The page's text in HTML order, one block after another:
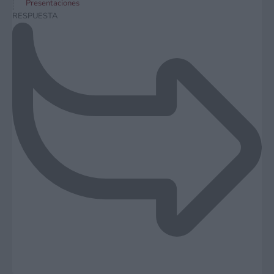
Presentaciones
RESPUESTA